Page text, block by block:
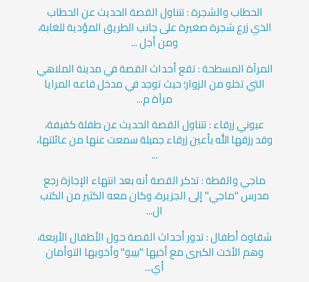
الحطاب والشجرة : تتناول القصة الحديث عن الحطاب
الذي زرع شجرة صغيرة على جانب الطريق المؤدية للغابة،
ومن أجل ...
المرآة المسطحة : تقع أحداث القصة في مدينة الملاهي
التي تخلو من الزوار؛ حيث توجد في مدخل قاعه المرايا
مرآة م...
عيوني زرقاء : تتناول القصة الحديث عن طفلة كفيفة،
وقد رزقها الله بأعين زرقاء جميلة سمعت عنها من عائلتها،
...
ماجي والقطة : تذكر القصة أنه بعد انتهاء الإجازة رجع
مدرس "ماجي" إلى الجزيرة، وكان معه الكثير من الكتب
ال...
شقاوة أطفال : تدور أحداث القصة حول الأطفال الأربعة،
وهم الأخت الكبرى مع أخيها "بيبو" وأخويها التوأمان
أي...